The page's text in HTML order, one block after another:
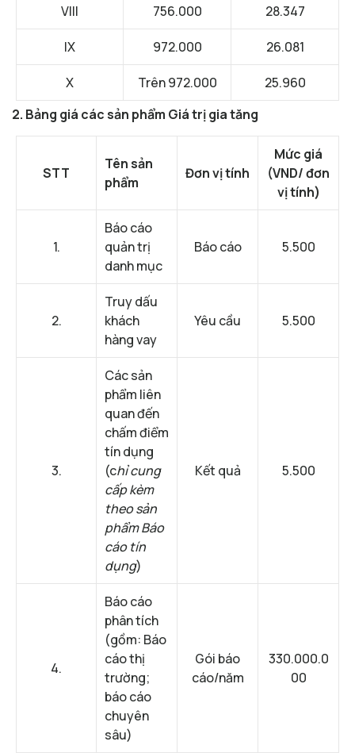
VIII 756.000 28.347
IX 972.000 26.081
X Trên 972.000
25.960
2. Bảng giá các sản phẩm Giá trị gia tăng
STT
Tên sản
phẩm
Đơn vị tính
Mức giá
(VND/ đơn
vị tính)
1.
Báo cáo
quản trị
danh mục
Báo cáo 5.500
2.
Truy dấu
khách
hàng vay
Yêu cầu 5.500
3.
Các sản
phẩm liên
quan đến
chấm điểm
tín dụng
(chỉ cung
cấp kèm
theo sản
phẩm Báo
cáo tín
dụng)
Kết quả 5.500
4.
Báo cáo
phân tích
(gồm: Báo
cáo thị
trường;
báo cáo
chuyên
sâu)
Gói báo
cáo/năm
330.000.0
00